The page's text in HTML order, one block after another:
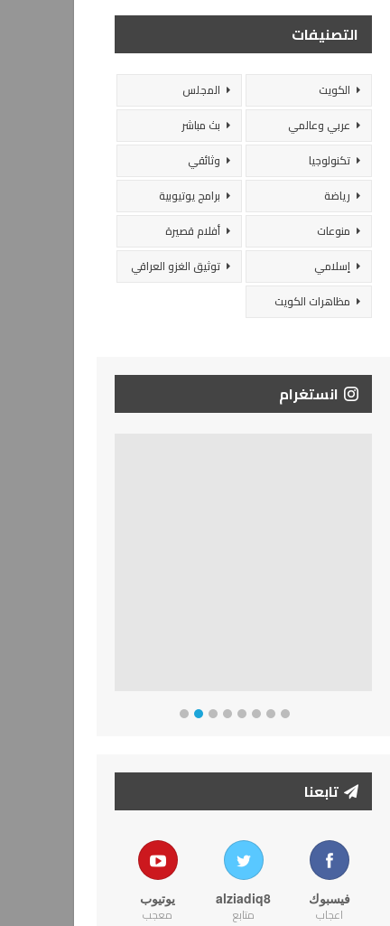
التصنيفات
الكويت
المجلس
عربي وعالمي
بث مباشر
تكنولوجيا
وثائقي
رياضة
برامج يوتيوبية
منوعات
أفلام قصيرة
إسلامي
توثيق الغزو العراقي
مظاهرات الكويت
انستغرام
تابعنا
فيسبوك
اعجاب
alziadiq8
متابع
يوتيوب
معجب